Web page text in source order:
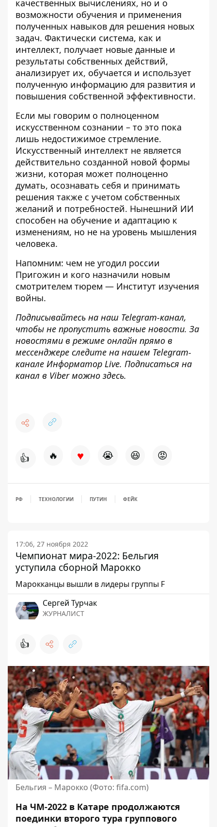
качественных вычислениях, но и о
возможности обучения и применения
полученных навыков для решения новых
задач. Фактически система, как и
интеллект, получает новые данные и
результаты собственных действий,
анализирует их, обучается и использует
полученную информацию для развития и
повышения собственной эффективности.
Если мы говорим о полноценном
искусственном сознании – то это пока
лишь недостижимое стремление.
Искусственный интеллект не является
действительно созданной новой формы
жизни, которая может полноценно
думать, осознавать себя и принимать
решения также с учетом собственных
желаний и потребностей. Нынешний ИИ
способен на обучение и адаптацию к
изменениям, но не на уровень мышления
человека.
Напомним: чем не угодил россии
Пригожин и кого назначили новым
смотрителем тюрем — Институт изучения
войны.
Подписывайтесь на наш Telegram-канал,
чтобы не пропустить важные новости. За
новостями в режиме онлайн прямо в
мессенджере следите на нашем Telegram-
канале Информатор Live. Подписаться на
канал в Viber можно здесь.
👍 🔥 ♥ 😭 😆 😡
РФ ТЕХНОЛОГИИ ПУТИН ФЕЙК
17:06, 27 ноября 2022
Чемпионат мира-2022: Бельгия
уступила сборной Марокко
Марокканцы вышли в лидеры группы F
Сергей Турчак
ЖУРНАЛИСТ
👍
Бельгия – Марокко (Фото: fifa.com)
На ЧМ-2022 в Катаре продолжаются
поединки второго тура группового